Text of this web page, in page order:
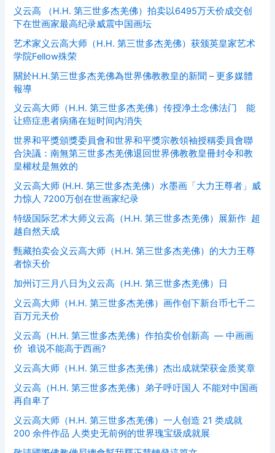
义云高 （H.H. 第三世多杰羌佛）拍卖以6495万天价成交创
下在世画家最高纪录威震中国画坛
艺术家义云高大师（H.H. 第三世多杰羌佛）获颁英皇家艺术
学院Fellow殊荣
關於H.H.第三世多杰羌佛為世界佛教教皇的新聞 – 更多媒體
報導
义云高大师（H.H. 第三世多杰羌佛）传授净土念佛法门 能
让癌症患者病痛在短时间内消失
世界和平獎頒獎委員會和世界和平獎宗教領袖授稱委員會聯
合決議：南無第三世多杰羌佛退回世界佛教教皇冊封令和教
皇權杖是無效的
义云高大师 (H.H. 第三世多杰羌佛）水墨画「大力王尊者」威
力惊人 7200万创在世画家纪录
特级国际艺术大师义云高（H.H. 第三世多杰羌佛）展新作 超
越自然天成
甄藏拍卖会义云高大师（H.H. 第三世多杰羌佛）的大力王尊
者惊天价
加州订三月八日为义云高（H.H. 第三世多杰羌佛）日
义云高大师（H.H. 第三世多杰羌佛）画作创下新台币七千二
百万元天价
义云高（H.H. 第三世多杰羌佛）作拍卖价创新高 — 中画画
价 谁说不能高于西画?
义云高大师（H.H. 第三世多杰羌佛）杰出成就荣获金质奖章
义云高（H.H. 第三世多杰羌佛）弟子呼吁国人 不能对中国画
再自卑了
义云高大师（H.H. 第三世多杰羌佛）一人创造 21 类成就
200 余件作品 人类史无前例的世界瑰宝级成就展